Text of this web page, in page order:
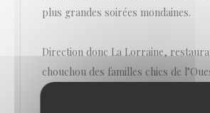
plus grandes soirées mondaines.
Direction donc La Lorraine,
chouchou des familles chics de
pour commander un bel